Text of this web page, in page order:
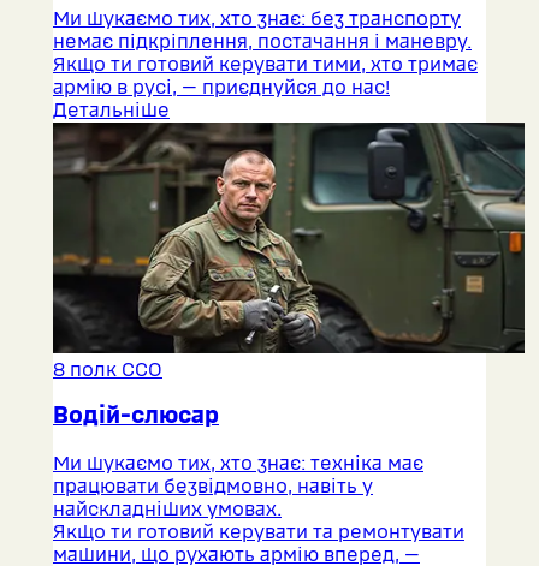
Ми шукаємо тих, хто знає: без транспорту
немає підкріплення, постачання і маневру.
Якщо ти готовий керувати тими, хто тримає
армію в русі, — приєднуйся до нас!
Детальніше
8 полк ССО
Водій-слюсар
Ми шукаємо тих, хто знає: техніка має
працювати безвідмовно, навіть у
найскладніших умовах.
Якщо ти готовий керувати та ремонтувати
машини, що рухають армію вперед, —